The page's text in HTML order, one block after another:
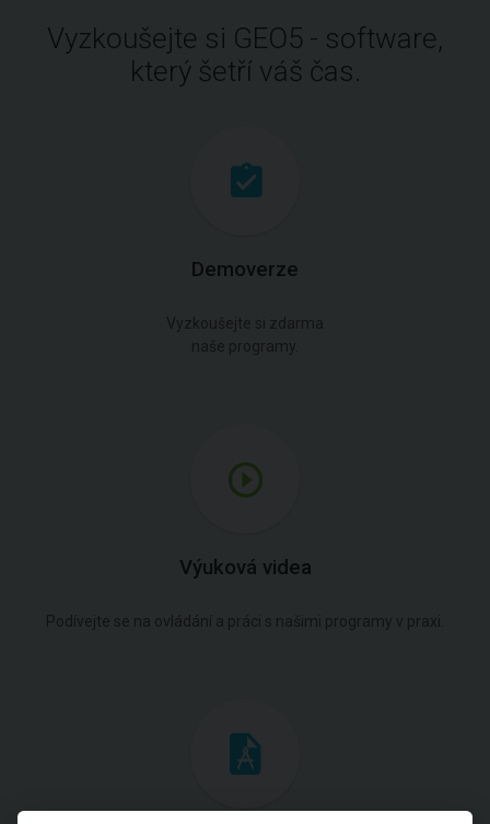
Vyzkoušejte si GEO5 - software,
který šetří váš čas.
Demoverze
Vyzkoušejte si zdarma
naše programy.
Výuková videa
Podívejte se na ovládání a práci s našimi programy v praxi.